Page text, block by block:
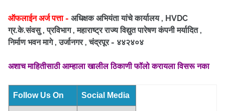
ऑफलाईन अर्ज पत्ता - अधिक्षक अभियंता यांचे कार्यालय , HVDC
ग्र.के.संवसु , प्रविभाग , महाराष्ट्र राज्य विद्युत पारेषण कंपनी मर्यादित ,
निर्माण भवन मागे , उर्जानगर , चंद्रपूर - ४४२४०४
अशाच माहितीसाठी आम्हाला खालील ठिकाणी फॉलो करायला विसरू नका
Follow Us On Social Media